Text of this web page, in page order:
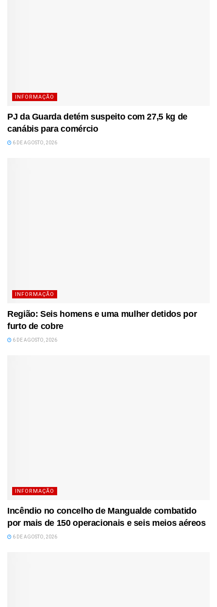
INFORMAÇÃO
PJ da Guarda detém suspeito com 27,5 kg de
canábis para comércio
6 DE AGOSTO, 2026
INFORMAÇÃO
Região: Seis homens e uma mulher detidos por
furto de cobre
6 DE AGOSTO, 2026
INFORMAÇÃO
Incêndio no concelho de Mangualde combatido
por mais de 150 operacionais e seis meios aéreos
6 DE AGOSTO, 2026